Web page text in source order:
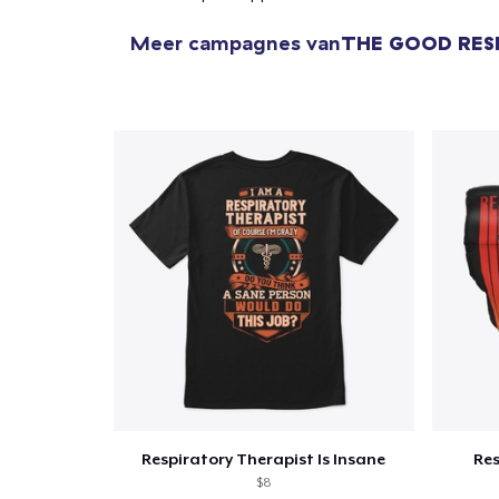
Meer campagnes vanTHE GOOD
Respiratory Therapist Is Insane
$8